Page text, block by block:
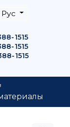
Рус
1515
1515
1515